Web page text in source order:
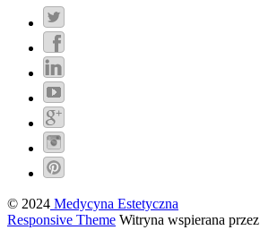
© 2024 Medycyna Estetyczna
Responsive Theme Witryna wspierana przez